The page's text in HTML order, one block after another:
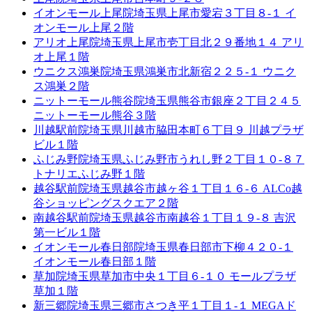
イオンモール上尾院埼玉県上尾市愛宕３丁目８-１ イ
オンモール上尾２階
アリオ上尾院埼玉県上尾市壱丁目北２９番地１４ アリ
オ上尾１階
ウニクス鴻巣院埼玉県鴻巣市北新宿２２５-１ ウニク
ス鴻巣２階
ニットーモール熊谷院埼玉県熊谷市銀座２丁目２４５
ニットーモール熊谷３階
川越駅前院埼玉県川越市脇田本町６丁目９ 川越プラザ
ビル１階
ふじみ野院埼玉県ふじみ野市うれし野２丁目１０-８７
トナリエふじみ野１階
越谷駅前院埼玉県越谷市越ヶ谷１丁目１６-６ ALCo越
谷ショッピングスクエア２階
南越谷駅前院埼玉県越谷市南越谷１丁目１９-８ 吉沢
第一ビル１階
イオンモール春日部院埼玉県春日部市下柳４２０-１
イオンモール春日部１階
草加院埼玉県草加市中央１丁目６-１０ モールプラザ
草加１階
新三郷院埼玉県三郷市さつき平１丁目１-１ MEGAド